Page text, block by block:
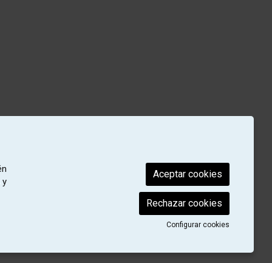
y
Aceptar cookies
Rechazar cookies
Configurar cookies